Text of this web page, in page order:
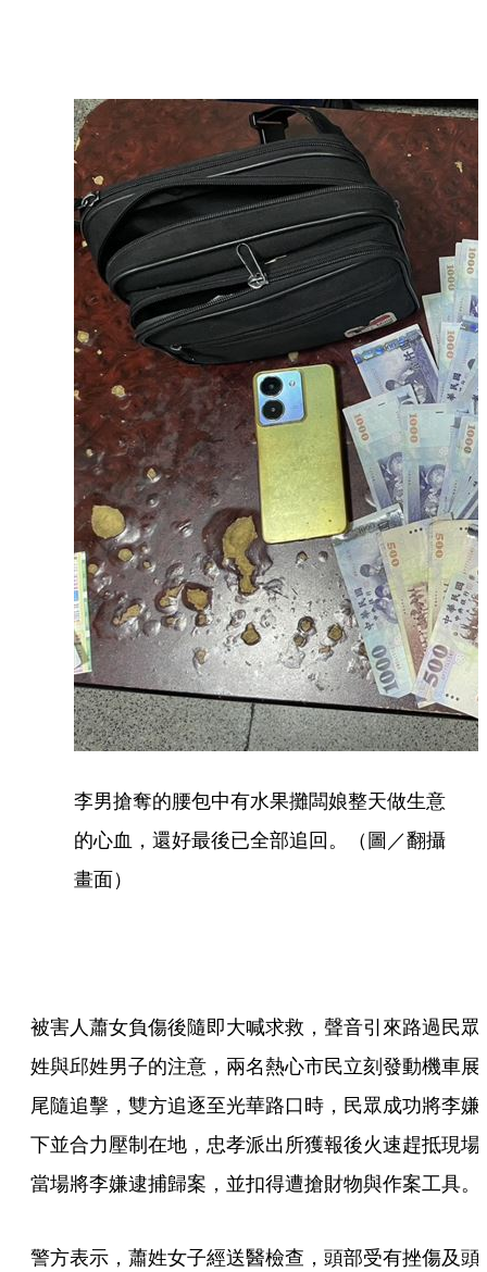
李男搶奪的腰包中有水果攤闆娘整天做生意
的心血，還好最後已全部追回。（圖／翻攝
畫面）
被害人蕭女負傷後隨即大喊求救，聲音引來路過民眾
姓與邱姓男子的注意，兩名熱心市民立刻發動機車展
尾隨追擊，雙方追逐至光華路口時，民眾成功將李嫌
下並合力壓制在地，忠孝派出所獲報後火速趕抵現場
當場將李嫌逮捕歸案，並扣得遭搶財物與作案工具。
警方表示，蕭姓女子經送醫檢查，頭部受有挫傷及頭